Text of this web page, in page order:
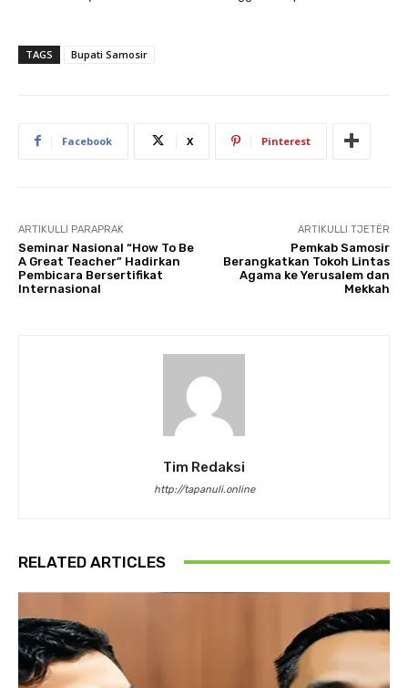
TAGS Bupati Samosir
Facebook X Pinterest
ARTIKULLI PARAPRAK
Seminar Nasional “How To Be
A Great Teacher” Hadirkan
Pembicara Bersertifikat
Internasional
ARTIKULLI TJETËR
Pemkab Samosir
Berangkatkan Tokoh Lintas
Agama ke Yerusalem dan
Mekkah
Tim Redaksi
http://tapanuli.online
RELATED ARTICLES